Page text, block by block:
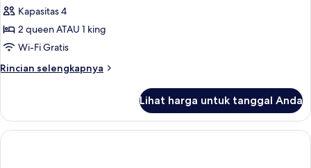
Kapasitas 4
2 queen ATAU 1 king
Wi-Fi Gratis
Rincian selengkapnya
Rincian
Kamar
Keluarga
Lihat harga untuk tanggal Anda